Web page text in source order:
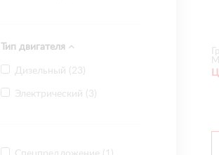
Тип двигателя
Дизельный ( 23)
Электрический ( 3)